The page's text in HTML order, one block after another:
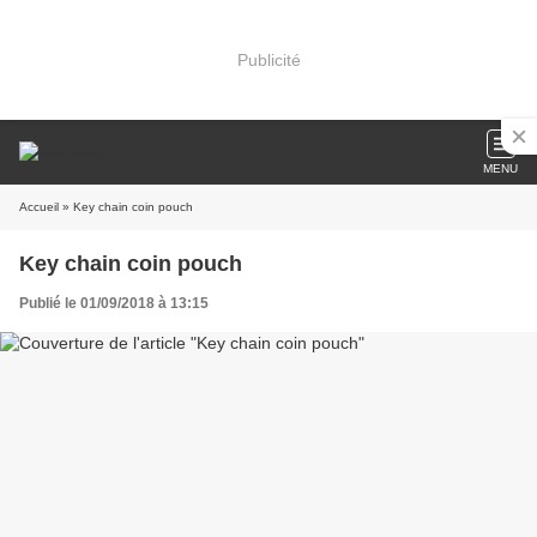
Publicité
MENU
Accueil » Key chain coin pouch
Key chain coin pouch
Publié le 01/09/2018 à 13:15